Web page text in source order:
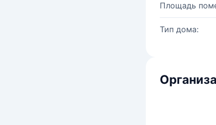
Площадь
Тип дома: